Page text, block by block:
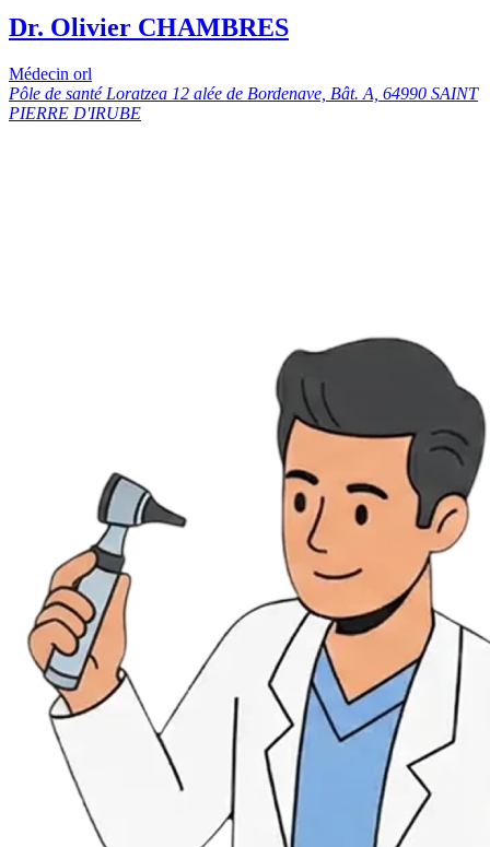
Dr. Olivier CHAMBRES
Médecin orl
Pôle de santé Loratzea 12 alée de Bordenave, Bât. A, 64990 SAINT
PIERRE D'IRUBE